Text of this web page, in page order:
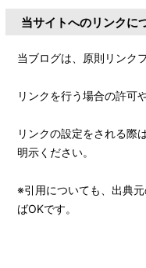
当サイトへのリンクに
当ブログは、原則リンク
リンクを行う場合の許可
リンクの設定をされる際
明示ください。
※引用についても、出典
ばOKです。